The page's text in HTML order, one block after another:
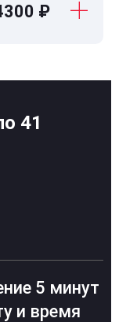
₽
41
5 минут
и время